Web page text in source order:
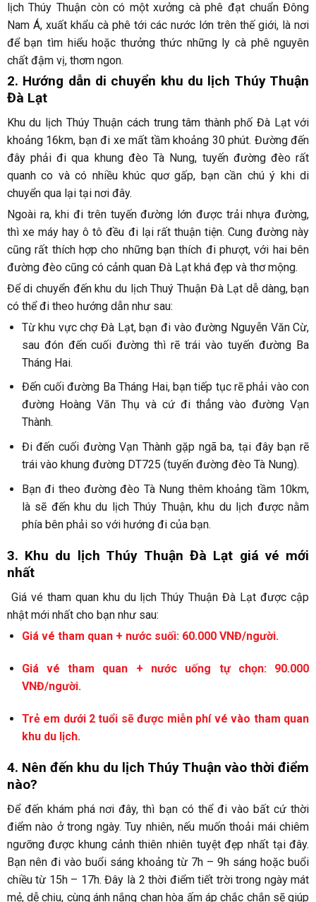
lịch Thúy Thuận còn có một xưởng cà phê đạt chuẩn Đông
Nam Á, xuất khẩu cà phê tới các nước lớn trên thế giới, là nơi
để bạn tìm hiểu hoặc thưởng thức những ly cà phê nguyên
chất đậm vị, thơm ngon.
2. Hướng dẫn di chuyển khu du lịch Thúy Thuận
Đà Lạt
Khu du lịch Thúy Thuận cách trung tâm thành phố Đà Lạt với
khoảng 16km, bạn đi xe mất tầm khoảng 30 phút. Đường đến
đây phải đi qua khung đèo Tà Nung, tuyến đường đèo rất
quanh co và có nhiều khúc quơ gấp, bạn cần chú ý khi di
chuyển qua lại tại nơi đây.
Ngoài ra, khi đi trên tuyến đường lớn được trải nhựa đường,
thì xe máy hay ô tô đều đi lại rất thuận tiện. Cung đường này
cũng rất thích hợp cho những bạn thích đi phượt, với hai bên
đường đèo cũng có cảnh quan Đà Lạt khá đẹp và thơ mộng.
Để di chuyển đến khu du lịch Thuý Thuận Đà Lạt dễ dàng, bạn
có thể đi theo hướng dẫn như sau:
Từ khu vực chợ Đà Lạt, bạn đi vào đường Nguyễn Văn Cừ,
sau đón đến cuối đường thì rẽ trái vào tuyến đường Ba
Tháng Hai.
Đến cuối đường Ba Tháng Hai, bạn tiếp tục rẽ phải vào con
đường Hoàng Văn Thụ và cứ đi thẳng vào đường Vạn
Thành.
Đi đến cuối đường Vạn Thành gặp ngã ba, tại đây bạn rẽ
trái vào khung đường DT725 (tuyến đường đèo Tà Nung).
Bạn đi theo đường đèo Tà Nung thêm khoảng tầm 10km,
là sẽ đến khu du lịch Thúy Thuận, khu du lịch được nằm
phía bên phải so với hướng đi của bạn.
3. Khu du lịch Thúy Thuận Đà Lạt giá vé mới
nhất
Giá vé tham quan khu du lịch Thúy Thuận Đà Lạt được cập
nhật mới nhất cho bạn như sau:
Giá vé tham quan + nước suối: 60.000 VNĐ/người.
Giá vé tham quan + nước uống tự chọn: 90.000
VNĐ/người.
Trẻ em dưới 2 tuổi sẽ được miễn phí vé vào tham quan
khu du lịch.
4. Nên đến khu du lịch Thúy Thuận vào thời điểm
nào?
Để đến khám phá nơi đây, thì bạn có thể đi vào bất cứ thời
điểm nào ở trong ngày. Tuy nhiên, nếu muốn thoải mái chiêm
ngưỡng được khung cảnh thiên nhiên tuyệt đẹp nhất tại đây.
Bạn nên đi vào buổi sáng khoảng từ 7h – 9h sáng hoặc buổi
chiều từ 15h – 17h. Đây là 2 thời điểm tiết trời trong ngày mát
mẻ, dễ chịu, cùng ánh nắng chan hòa ấm áp chắc chắn sẽ giúp